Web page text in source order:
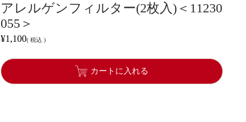
アレルゲンフィルター(2枚入)＜11230
055＞
¥1,100 税込
カートに入れる